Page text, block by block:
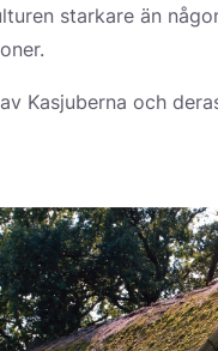
starkare än
Kasjuberna och